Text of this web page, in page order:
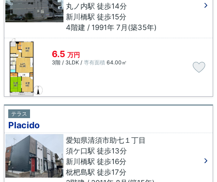
丸ノ内駅 徒歩14分
新川橋駅 徒歩15分
4階建 / 1991年 7月(築35年)
6.5 万円
3階 / 3LDK / 専有面積 64.00㎡
テラス
Placido
愛知県清須市助七１丁目
須ケ口駅 徒歩13分
新川橋駅 徒歩16分
枇杷島駅 徒歩17分